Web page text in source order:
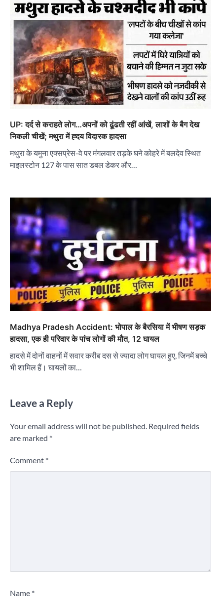
UP: दर्द से कराहते लोग…अपनों को ढूंढती रहीं आंखें, लाशों के बैग देख
निकली चीखें; मथुरा में ह्दय विदारक हादसा
मथुरा के यमुना एक्सप्रेस-वे पर मंगलवार तड़के घने कोहरे में बलदेव स्थित
माइलस्टोन 127 के पास सात डबल डेकर और…
Madhya Pradesh Accident: भोपाल के बैरसिया में भीषण सड़क
हादसा, एक ही परिवार के पांच लोगों की मौत, 12 घायल
हादसे में दोनों वाहनों में सवार करीब दस से ज्यादा लोग घायल हुए, जिनमें बच्चे
भी शामिल हैं। घायलों का…
Leave a Reply
Your email address will not be published. Required fields
are marked *
Comment *
Name *